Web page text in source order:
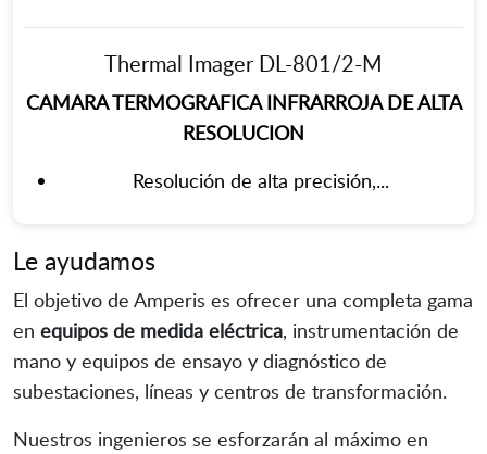
Thermal Imager DL-801/2-M
CAMARA TERMOGRAFICA INFRARROJA DE ALTA
RESOLUCION
Resolución de alta precisión,...
Le ayudamos
El objetivo de Amperis es ofrecer una completa gama
en equipos de medida eléctrica, instrumentación de
mano y equipos de ensayo y diagnóstico de
subestaciones, líneas y centros de transformación.
Nuestros ingenieros se esforzarán al máximo en